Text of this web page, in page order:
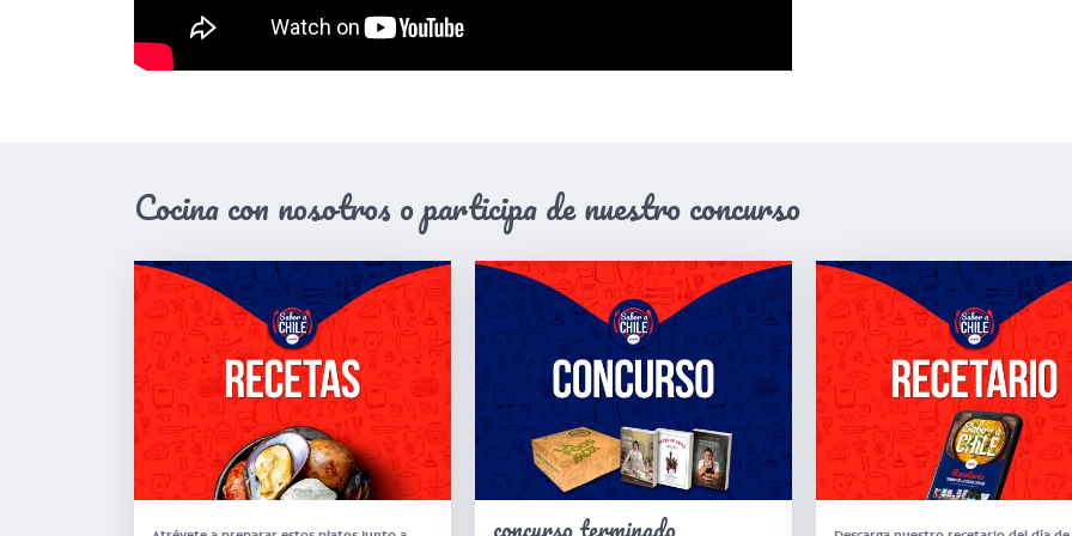
Cocina con nosotros o participa de nuestro concurso